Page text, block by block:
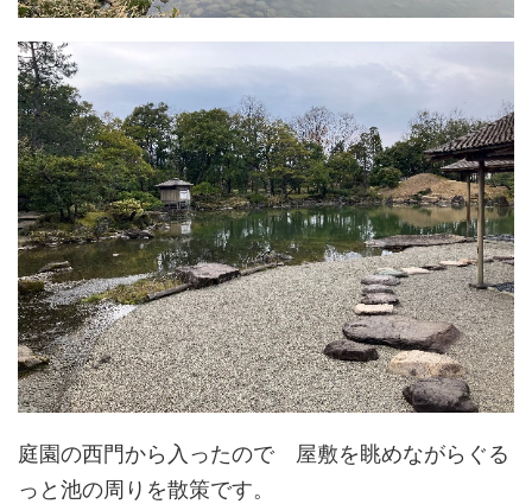
庭園の西門から入ったので 屋敷を眺めながらぐる
っと池の周りを散策です。